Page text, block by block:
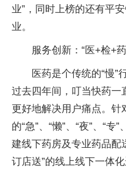
业”，同时上榜的还有平
业。
服务创新：“医+检+
医药是个传统的“慢”
过去四年间，叮当快药一
更好地解决用户痛点。针
的“急”、“懒”、“夜”、“专
建线下药房及专业药品配
订店送”的线上线下一体